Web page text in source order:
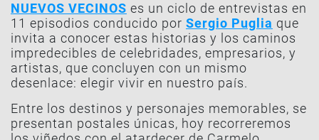
NUEVOS VECINOS es un ciclo de entrevistas en
11 episodios conducido por Sergio Puglia que
invita a conocer estas historias y los caminos
impredecibles de celebridades, empresarios, y
artistas, que concluyen con un mismo
desenlace: elegir vivir en nuestro país.
Entre los destinos y personajes memorables, se
presentan postales únicas, hoy recorreremos